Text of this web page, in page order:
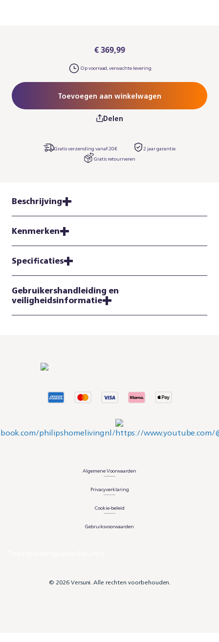
€ 369,99
Op voorraad, verwachte levering
Toevoegen aan winkelwagen
Delen
Gratis verzending vanaf 20€
2 jaar garantie​
Gratis retourneren
Beschrijving
Kenmerken
Specificaties
Gebruikershandleiding en
veiligheidsinformatie
Algemene Voorwaarden
Privacyverklaring
Cookie-beleid
Gebruiksvoorwaarden
© 2026 Versuni. Alle rechten voorbehouden.